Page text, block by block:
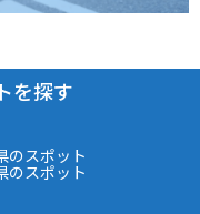
を探す
のスポット
のスポット